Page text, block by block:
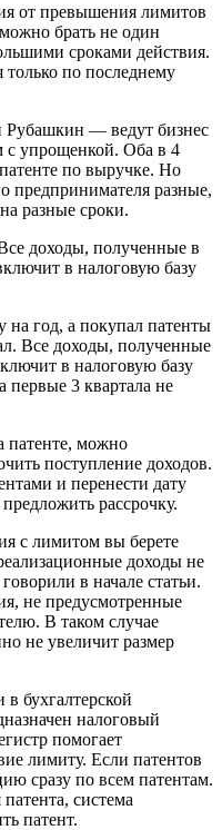
от превышения лимитов
брать не один
сроками действия.
только по последнему
— ведут бизнес
упрощенкой. Оба в 4
по выручке. Но
предпринимателя разные,
разные сроки.
доходы, полученные в
в налоговую базу
на год, а покупал патенты
Все доходы, полученные
в налоговую базу
3 квартала не
патенте, можно
поступление доходов.
и перенести дату
рассрочку.
с лимитом вы берете
доходы не
в начале статьи.
не предусмотренные
В таком случае
не увеличит размер
бухгалтерской
налоговый
помогает
лимиту. Если патентов
сразу по всем патентам.
система
патент.